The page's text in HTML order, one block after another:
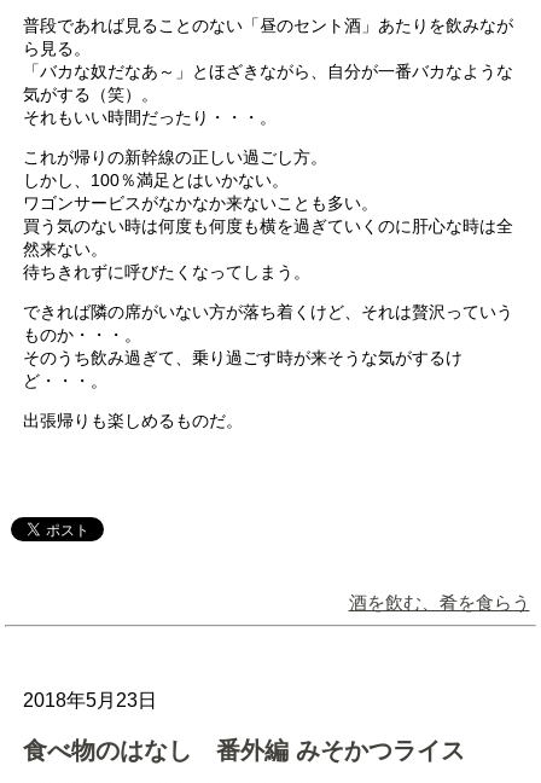
普段であれば見ることのない「昼のセント酒」あたりを飲みなが
ら見る。
「バカな奴だなあ～」とほざきながら、自分が一番バカなような
気がする（笑）。
それもいい時間だったり・・・。
これが帰りの新幹線の正しい過ごし方。
しかし、100％満足とはいかない。
ワゴンサービスがなかなか来ないことも多い。
買う気のない時は何度も何度も横を過ぎていくのに肝心な時は全
然来ない。
待ちきれずに呼びたくなってしまう。
できれば隣の席がいない方が落ち着くけど、それは贅沢っていう
ものか・・・。
そのうち飲み過ぎて、乗り過ごす時が来そうな気がするけ
ど・・・。
出張帰りも楽しめるものだ。
酒を飲む、肴を食らう
2018年5月23日
食べ物のはなし 番外編 みそかつライス